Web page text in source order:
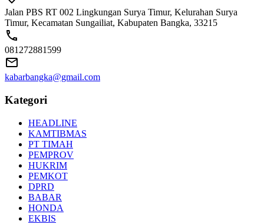
Jalan PBS RT 002 Lingkungan Surya Timur, Kelurahan Surya
Timur, Kecamatan Sungailiat, Kabupaten Bangka, 33215
081272881599
kabarbangka@gmail.com
Kategori
HEADLINE
KAMTIBMAS
PT TIMAH
PEMPROV
HUKRIM
PEMKOT
DPRD
BABAR
HONDA
EKBIS